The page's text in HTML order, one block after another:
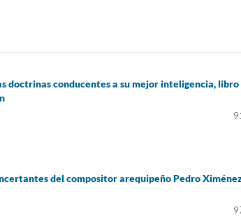
doctrinas conducentes a su mejor inteligencia, libro
del compositor arequipeño Pedro